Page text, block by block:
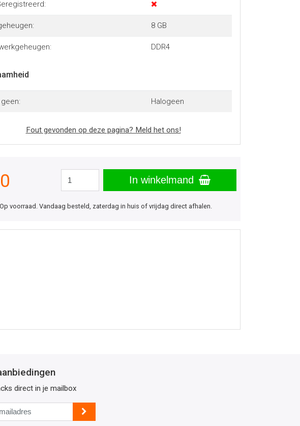
8 GB
DDR4
Halogeen
Fout gevonden op deze pagina? Meld het ons!
In winkelmand
Op voorraad. Vandaag besteld, zaterdag in huis of vrijdag direct afhalen.
direct in je mailbox